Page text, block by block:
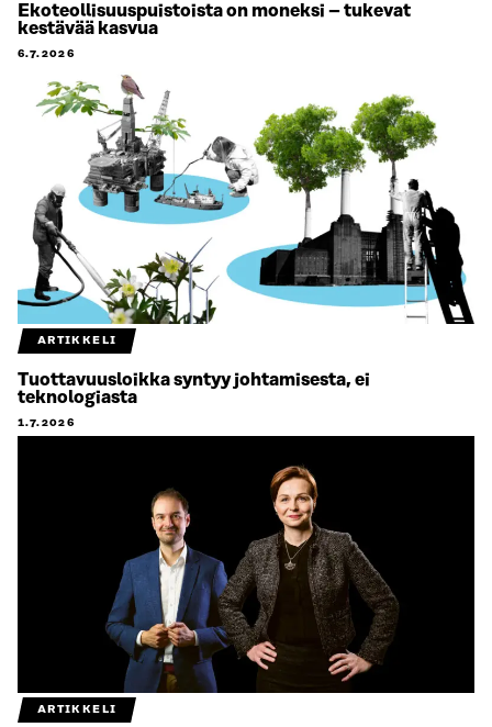
Ekoteollisuuspuistoista on moneksi – tukevat
kestävää kasvua
6.7.2026
ARTIKKELI
Tuottavuusloikka syntyy johtamisesta, ei
teknologiasta
1.7.2026
ARTIKKELI